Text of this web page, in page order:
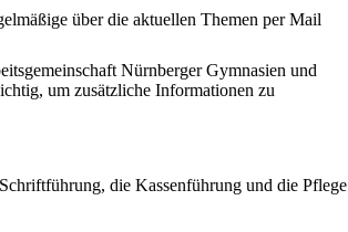
über die aktuellen Themen per Mail
Nürnberger Gymnasien und
um zusätzliche Informationen zu
die Kassenführung und die Pflege